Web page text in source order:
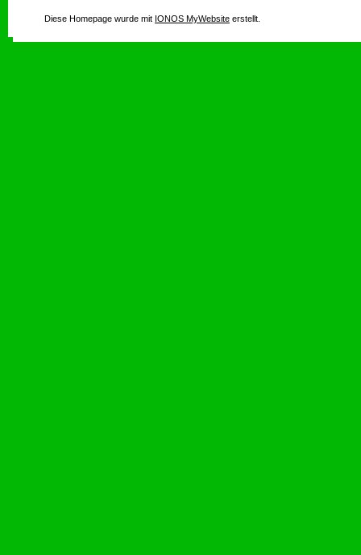
Diese Homepage wurde mit IONOS MyWebsite erstellt.